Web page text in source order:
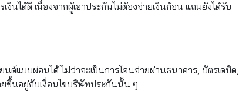
นได้ดี เนื่องจากผู้เอาประกันไม่ต้องจ่ายเงินก้อน แถมยังได้รับ
ต์แบบผ่อนได้ ไม่ว่าจะเป็นการโอนจ่ายผ่านธนาคาร, บัตรเดบิต,
ยขึ้นอยู่กับเงื่อนไขบริษัทประกันนั้น ๆ